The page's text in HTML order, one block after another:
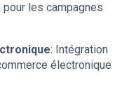
les campagnes
: Intégration
électronique